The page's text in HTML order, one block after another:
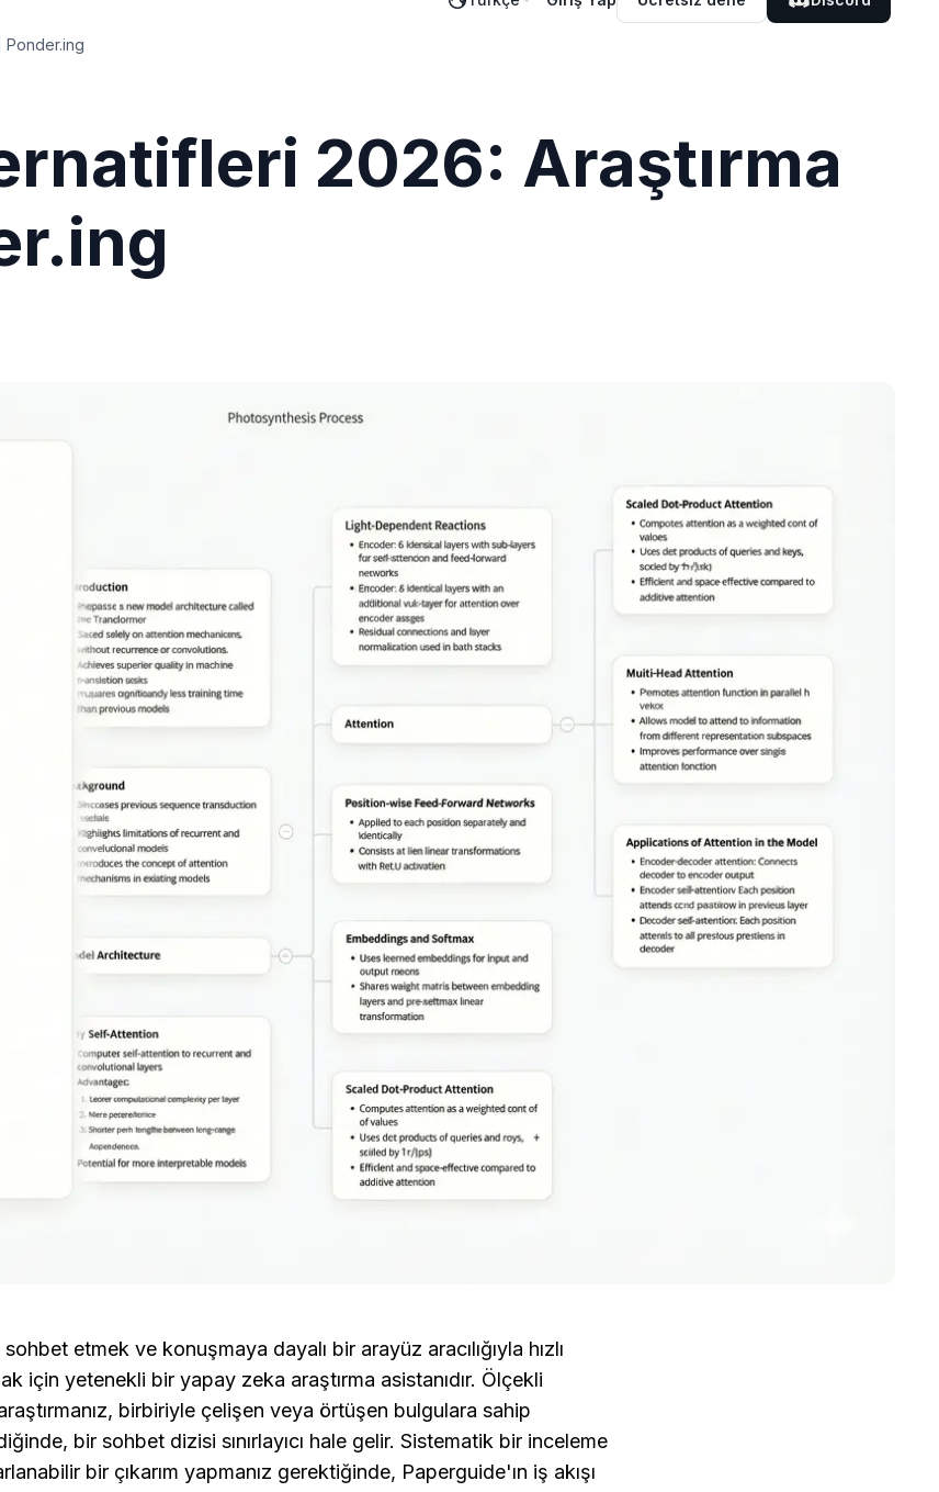
Ponder.ing
2026: Araştırma
etmek ve konuşmaya dayalı bir arayüz aracılığıyla hızlı
için yetenekli bir yapay zeka araştırma asistanıdır. Ölçekli
birbiriyle çelişen veya örtüşen bulgulara sahip
bir sohbet dizisi sınırlayıcı hale gelir. Sistematik bir inceleme
bir çıkarım yapmanız gerektiğinde, Paperguide'ın iş akışı